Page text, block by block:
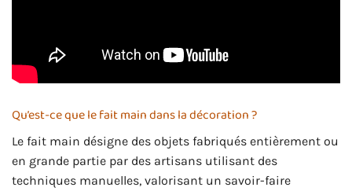
Qu’est-ce que le fait main dans la décoration ?
Le fait main désigne des objets fabriqués entièrement ou
en grande partie par des artisans utilisant des
techniques manuelles, valorisant un savoir-faire